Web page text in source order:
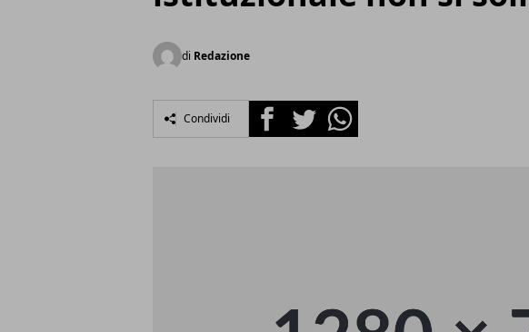
di Redazione
Condividi FacebookTwitterWhatsapp